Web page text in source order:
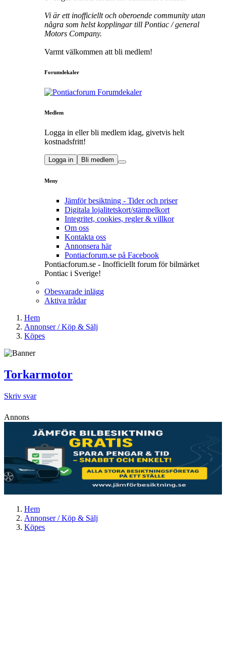
Vi är ett inofficiellt och oberoende community utan
några som helst kopplingar till Pontiac / general
Motors Company.
Varmt välkommen att bli medlem!
Forumdekaler
Medlem
Logga in eller bli medlem idag, givetvis helt
kostnadsfritt!
Logga in Bli medlem
Meny
Jämför besiktning - Tider och priser
Digitala lojalitetskort/stämpelkort
Integritet, cookies, regler & villkor
Om oss
Kontakta oss
Annonsera här
Pontiacforum.se på Facebook
Pontiacforum.se - Inofficiellt forum för bilmärket
Pontiac i Sverige!
Obesvarade inlägg
Aktiva trådar
Hem
Annonser / Köp & Sälj
Köpes
Torkarmotor
Skriv svar
Annons
Hem
Annonser / Köp & Sälj
Köpes